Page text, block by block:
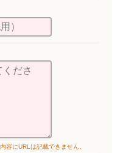
容にURLは記載できません。